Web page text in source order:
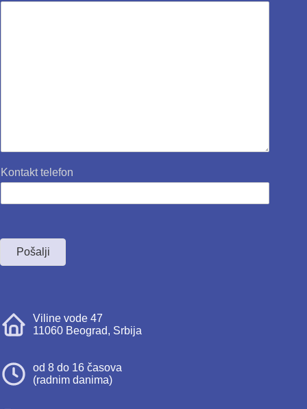
Kontakt telefon
Pošalji
Viline vode 47
11060 Beograd, Srbija
od 8 do 16 časova
(radnim danima)